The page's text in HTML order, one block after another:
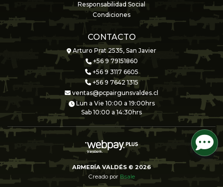
Responsabilidad Social
Condiciones
CONTACTO
Arturo Prat 2535, San Javier
+56 9 79151860
+56 9 3117 6605
+56 9 7642 1315
ventas@pcpairgunsvaldes.cl
Lun a Vie 10:00 a 19:00hrs
Sab 10:00 a 14:30hrs
ARMERÍA VALDÉS © 2026
Creado por Bsale